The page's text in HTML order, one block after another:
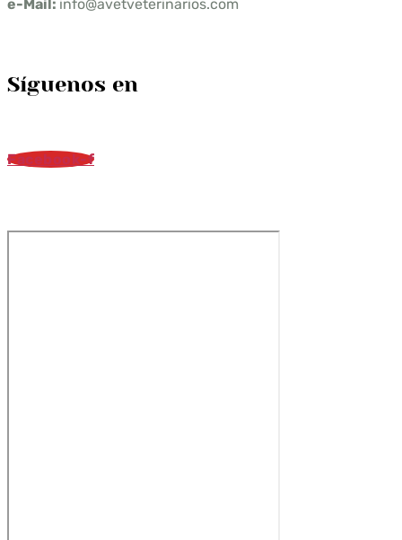
e-Mail: info@avetveterinarios.com
Síguenos en
Facebook-f